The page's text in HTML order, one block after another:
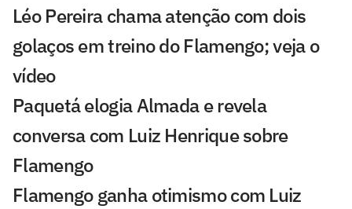
Léo Pereira chama atenção com dois
golaços em treino do Flamengo; veja o
vídeo
Paquetá elogia Almada e revela
conversa com Luiz Henrique sobre
Flamengo
Flamengo ganha otimismo com Luiz